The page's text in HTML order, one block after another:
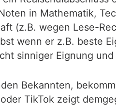
in Mathematik,
(z.B. wegen Lese-
wenn er z.B. beste
sinniger Eignung
Bekannten,
TikTok zeigt